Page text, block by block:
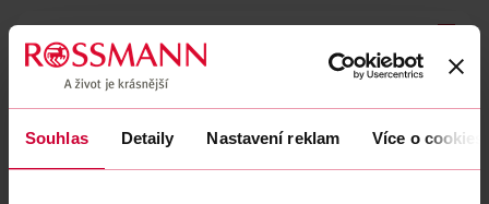
Souhlas Detaily Nastavení reklam Více o cookies
Zapomenuté heslo
PŘIHLÁSIT SE